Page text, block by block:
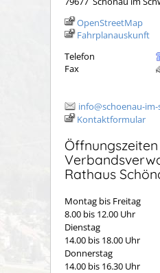
OpenStreetMap
Fahrplanauskunft
Telefon
Fax
info@schoenau-
Kontaktformular
Rathaus
Montag bis Freitag
8.00 bis 12.00 Uhr
Dienstag
14.00 bis 18.00 Uhr
Donnerstag
14.00 bis 16.30 Uhr